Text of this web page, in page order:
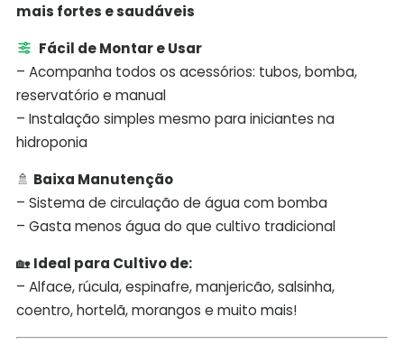
mais fortes e saudáveis
Fácil de Montar e Usar
– Acompanha todos os acessórios: tubos, bomba,
reservatório e manual
– Instalação simples mesmo para iniciantes na
hidroponia
🚿 Baixa Manutenção
– Sistema de circulação de água com bomba
– Gasta menos água do que cultivo tradicional
🏡Ideal para Cultivo de:
– Alface, rúcula, espinafre, manjericão, salsinha,
coentro, hortelã, morangos e muito mais!